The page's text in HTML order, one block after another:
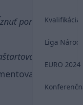
Kvalifikácia
Liga Národov
EURO 2024
pomedzi prsty.
moju
Martin